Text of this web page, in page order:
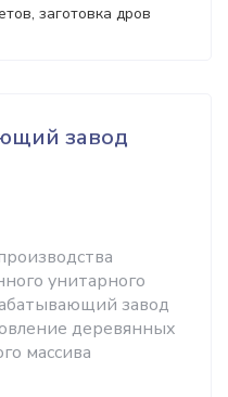
заготовка дров
завод
унитарного
завод
деревянных
массива